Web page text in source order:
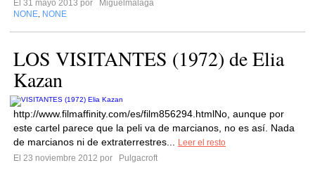
El 31 mayo 2013 por
Miguelmalaga
NONE NONE
LOS VISITANTES (1972) de Elia
Kazan
http://www.filmaffinity.com/es/film856294.htmlNo, aunque por
este cartel parece que la peli va de marcianos, no es así. Nada
de marcianos ni de extraterrestres...
Leer el resto
El 23 noviembre 2012 por
Pulgacroft